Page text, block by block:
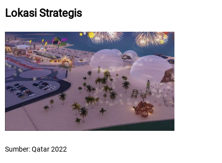
Lokasi Strategis
Sumber: Qatar 2022